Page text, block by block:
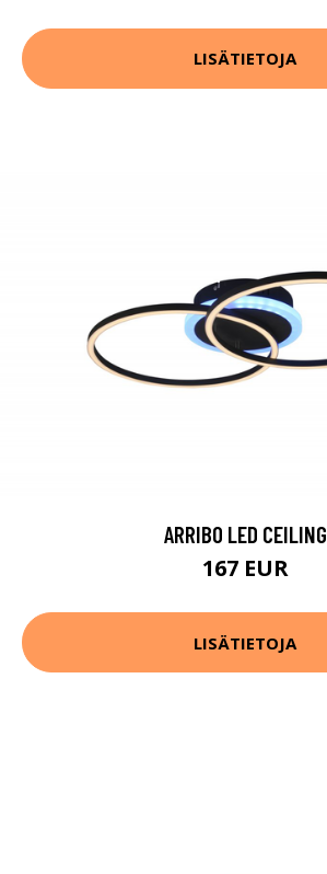
LISÄTIETOJA
ARRIBO LED CEILING
167 EUR
LISÄTIETOJA